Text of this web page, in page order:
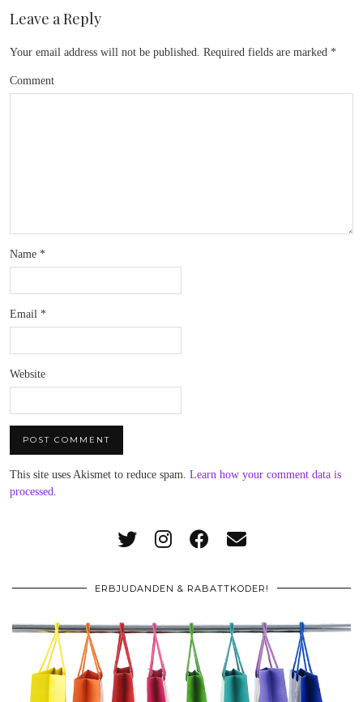
Leave a Reply
Your email address will not be published. Required fields are marked *
Comment
Name *
Email *
Website
This site uses Akismet to reduce spam. Learn how your comment data is
processed.
ERBJUDANDEN & RABATTKODER!